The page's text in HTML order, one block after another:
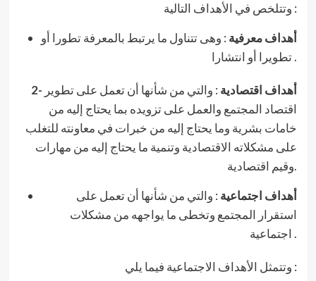
وتتلخص في الأهداف التالية :
أهداف معرفية : وهى تتناول ما يرتبط بالمعرفة تطورا أو
تطويرا أو انتشارا .
2- أهداف اقتصادية : والتي من شأنها أن تعمل على تطوير
اقتصاد المجتمع والعمل على تزويده بما يحتاج إليه من
خامات بشرية وما يحتاج إليه من خبرات في معاونته للتغلب
على مشكلاته الاقتصادية وتنمية ما يحتاج إليه من مهارات
وقيم اقتصادية.
أهداف اجتماعية : والتي من شأنها أن تعمل على
استقرار المجتمع وتخطى ما يواجهه من مشكلات
اجتماعية .
وتتمثل الأهداف الاجتماعية فيما يلي :